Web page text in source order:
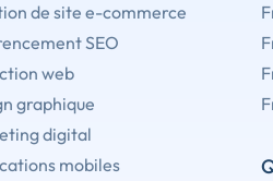
de site e-commerce
SEO
web
graphique
digital
mobiles